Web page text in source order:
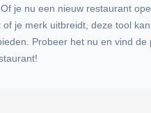
je nu een nieuw restaurant
je merk uitbreidt, deze tool
Probeer het nu en vind de